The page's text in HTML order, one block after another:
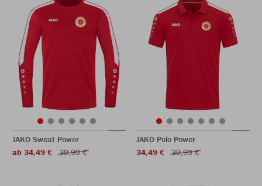
JAKO Sweat Power
ab 34,49 €
39,99 €
JAKO Polo Power
34,49 €
39,99 €